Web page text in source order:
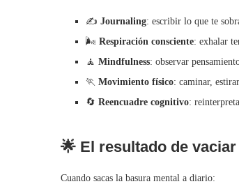
✍️ Journaling: escribir lo que te
🌬️ Respiración consciente: exhalar
🧘 Mindfulness: observar
🏃 Movimiento físico: caminar,
🔄 Reencuadre cognitivo:
🌟 El resultado de
Cuando sacas la basura mental a diario: